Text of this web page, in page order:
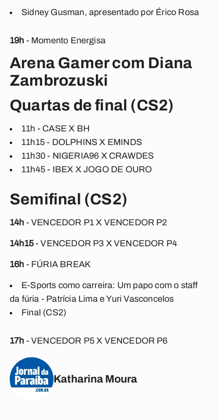
Sidney Gusman, apresentado por Érico Rosa
19h - Momento Energisa
Arena Gamer com Diana
Zambrozuski
Quartas de final (CS2)
11h - CASE X BH
11h15 - DOLPHINS X EMINDS
11h30 - NIGERIA96 X CRAWDES
11h45 - IBEX X JOGO DE OURO
Semifinal (CS2)
14h - VENCEDOR P1 X VENCEDOR P2
14h15- VENCEDOR P3 X VENCEDOR P4
16h - FÚRIA BREAK
E-Sports como carreira: Um papo com o staff
da fúria - Patrícia Lima e Yuri Vasconcelos
Final (CS2)
17h - VENCEDOR P5 X VENCEDOR P6
Katharina Moura